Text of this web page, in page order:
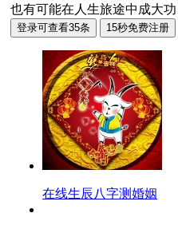
也有可能在人生旅途中成大功
在线生辰八字测婚姻